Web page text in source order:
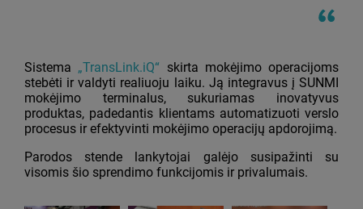
Sistema „TransLink.iQ“ skirta mokėjimo operacijoms
stebėti ir valdyti realiuoju laiku. Ją integravus į SUNMI
mokėjimo terminalus, sukuriamas inovatyvus
produktas, padedantis klientams automatizuoti verslo
procesus ir efektyvinti mokėjimo operacijų apdorojimą.
Parodos stende lankytojai galėjo susipažinti su
visomis šio sprendimo funkcijomis ir privalumais.